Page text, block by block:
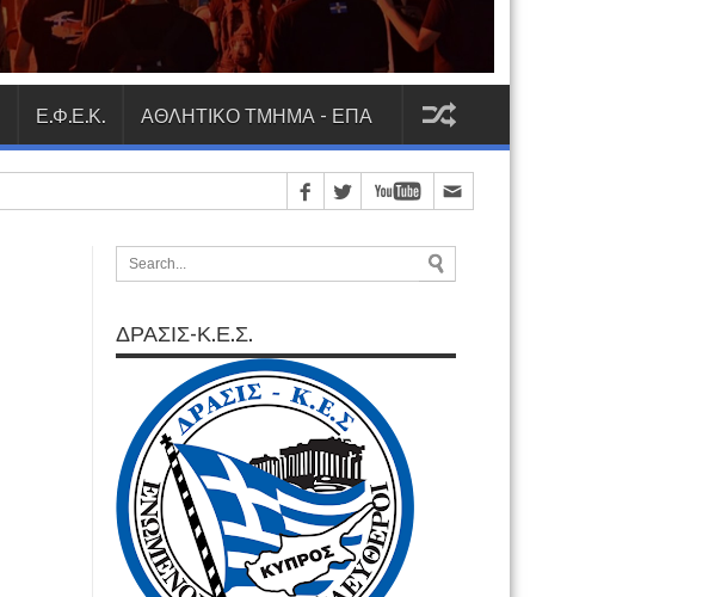
Ε.Φ.Ε.Κ. ΑΘΛΗΤΙΚΟ ΤΜΗΜΑ - ΕΠΑ
ΔΡΑΣΙΣ-Κ.Ε.Σ.